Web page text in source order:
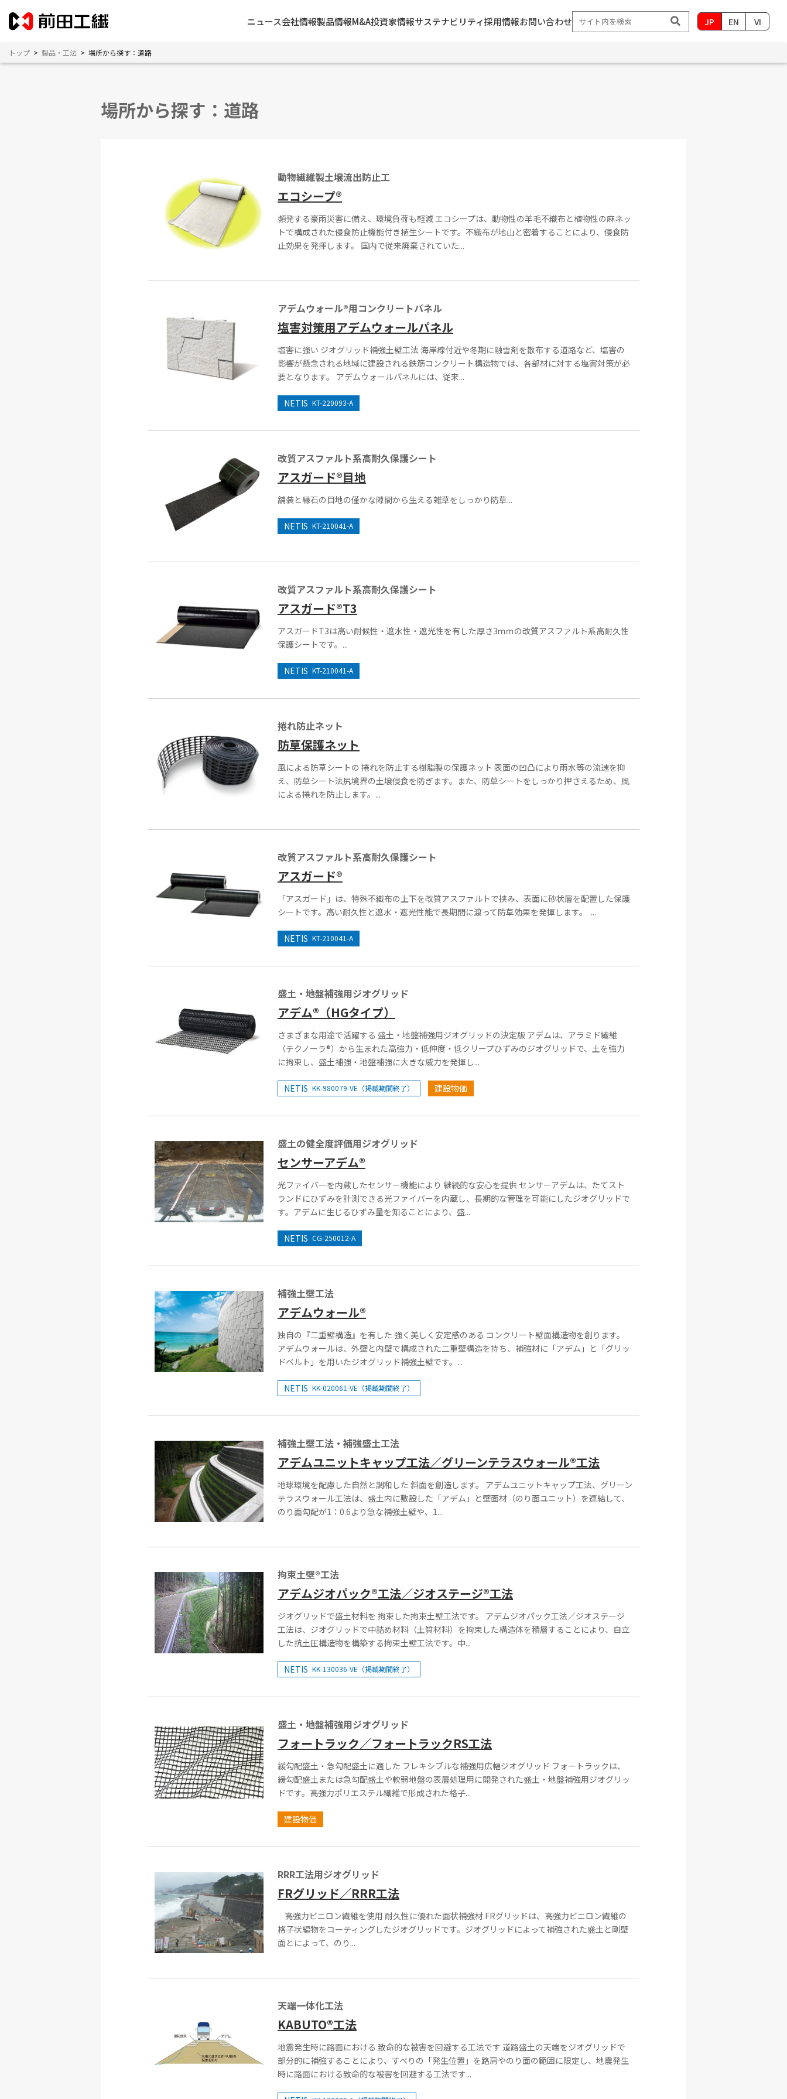
ニュース会社情報製品情報M&A投資家情報サステナビリティ採用情報お問い合わせ JP EN VI
トップ > 製品・工法 > 場所から探す：道路
場所から探す：道路
動物繊維製土壌流出防止工
エコシープ®
頻発する豪雨災害に備え、環境負荷も軽減 エコシープは、動物性の羊毛不織布と植物性の麻ネッ
トで構成された侵食防止機能付き植生シートです。不織布が地山と密着することにより、侵食防
止効果を発揮します。 国内で従来廃棄されていた...
アデムウォール®用コンクリートパネル
塩害対策用アデムウォールパネル
塩害に強い ジオグリッド補強土壁工法 海岸線付近や冬期に融雪剤を散布する道路など、塩害の
影響が懸念される地域に建設される鉄筋コンクリート構造物では、各部材に対する塩害対策が必
要となります。 アデムウォールパネルには、従来...
NETIS KT-220093-A
改質アスファルト系高耐久保護シート
アスガード®目地
舗装と縁石の目地の僅かな隙間から生える雑草をしっかり防草...
NETIS KT-210041-A
改質アスファルト系高耐久保護シート
アスガード®T3
アスガードT3は高い耐候性・遮水性・遮光性を有した厚さ3ｍｍの改質アスファルト系高耐久性
保護シートです。...
NETIS KT-210041-A
捲れ防止ネット
防草保護ネット
風による防草シートの 捲れを防止する樹脂製の保護ネット 表面の凹凸により雨水等の流速を抑
え、防草シート法尻境界の土壌侵食を防ぎます。また、防草シートをしっかり押さえるため、風
による捲れを防止します。...
改質アスファルト系高耐久保護シート
アスガード®
「アスガード」は、特殊不織布の上下を改質アスファルトで挟み、表面に砂状層を配置した保護
シートです。高い耐久性と遮水・遮光性能で長期間に渡って防草効果を発揮します。 ...
NETIS KT-210041-A
盛土・地盤補強用ジオグリッド
アデム®（HGタイプ）
さまざまな用途で活躍する 盛土・地盤補強用ジオグリッドの決定版 アデムは、アラミド繊維
（テクノーラ®）から生まれた高強力・低伸度・低クリープひずみのジオグリッドで、土を強力
に拘束し、盛土補強・地盤補強に大きな威力を発揮し...
NETIS KK-980079-VE（掲載期間終了） 建設物価
盛土の健全度評価用ジオグリッド
センサーアデム®
光ファイバーを内蔵したセンサー機能により 継続的な安心を提供 センサーアデムは、たてスト
ランドにひずみを計測できる光ファイバーを内蔵し、長期的な管理を可能にしたジオグリッドで
す。アデムに生じるひずみ量を知ることにより、盛...
NETIS CG-250012-A
補強土壁工法
アデムウォール®
独自の『二重壁構造』を有した 強く美しく安定感のある コンクリート壁面構造物を創ります。
アデムウォールは、外壁と内壁で構成された二重壁構造を持ち、補強材に「アデム」と「グリッ
ドベルト」を用いたジオグリッド補強土壁です。...
NETIS KK-020061-VE（掲載期間終了）
補強土壁工法・補強盛土工法
アデムユニットキャップ工法／グリーンテラスウォール®工法
地球環境を配慮した自然と調和した 斜面を創造します。 アデムユニットキャップ工法、グリーン
テラスウォール工法は、盛土内に敷設した「アデム」と壁面材（のり面ユニット）を連結して、
のり面勾配が1：0.6より急な補強土壁や、1...
拘束土壁®工法
アデムジオパック®工法／ジオステージ®工法
ジオグリッドで盛土材料を 拘束した拘束土壁工法です。 アデムジオパック工法／ジオステージ
工法は、ジオグリッドで中詰め材料（土質材料）を拘束した構造体を積層することにより、自立
した抗土圧構造物を構築する拘束土壁工法です。中...
NETIS KK-130036-VE（掲載期間終了）
盛土・地盤補強用ジオグリッド
フォートラック／フォートラックRS工法
緩勾配盛土・急勾配盛土に適した フレキシブルな補強用広幅ジオグリッド フォートラックは、
緩勾配盛土または急勾配盛土や軟弱地盤の表層処理用に開発された盛土・地盤補強用ジオグリッ
ドです。高強力ポリエステル繊維で形成された格子...
建設物価
RRR工法用ジオグリッド
FRグリッド／RRR工法
高強力ビニロン繊維を使用 耐久性に優れた面状補強材 FRグリッドは、高強力ビニロン繊維の
格子状編物をコーティングしたジオグリッドです。ジオグリッドによって補強された盛土と剛壁
面とによって、のり...
天端一体化工法
KABUTO®工法
地震発生時に路面における 致命的な被害を回避する工法です 道路盛土の天端をジオグリッドで
部分的に補強することにより、すべりの「発生位置」を路肩やのり面の範囲に限定し、地震発生
時に路面における致命的な被害を回避する工法です...